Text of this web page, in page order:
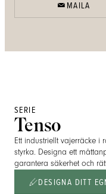
MAILA
SERIE
Tenso
Ett industriellt vajerräcke i
styrka. Designa ett
garantera säkerhet och
DESIGNA DITT